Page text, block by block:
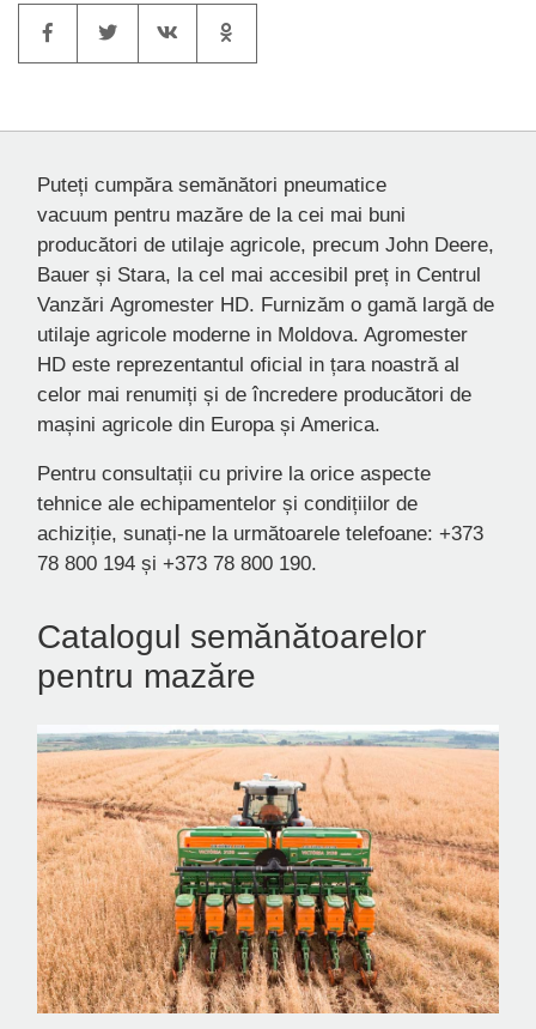
Puteți cumpăra semănători pneumatice
vacuum pentru mazăre de la cei mai buni
producători de utilaje agricole, precum John Deere,
Bauer și Stara, la cel mai accesibil preț in Centrul
Vanzări Agromester HD. Furnizăm o gamă largă de
utilaje agricole moderne in Moldova. Agromester
HD este reprezentantul oficial in țara noastră al
celor mai renumiți și de încredere producători de
mașini agricole din Europa și America.
Pentru consultații cu privire la orice aspecte
tehnice ale echipamentelor și condițiilor de
achiziție, sunați-ne la următoarele telefoane: +373
78 800 194 și +373 78 800 190.
Catalogul semănătoarelor
pentru mazăre